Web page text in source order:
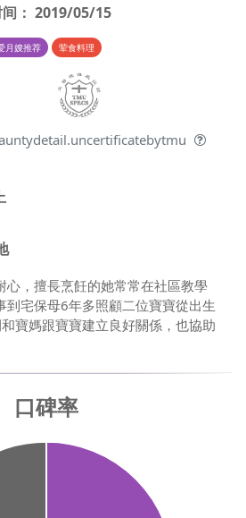
： 2019/05/15
月嫂推荐 荤食料理
心，擅長烹飪的她常常在社區教學
到宅保母6年多照顧二位寶寶從出生
寶媽跟寶寶建立良好關係，也協助